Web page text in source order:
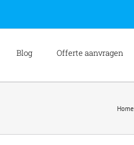
Blog Offerte aanvragen
Home